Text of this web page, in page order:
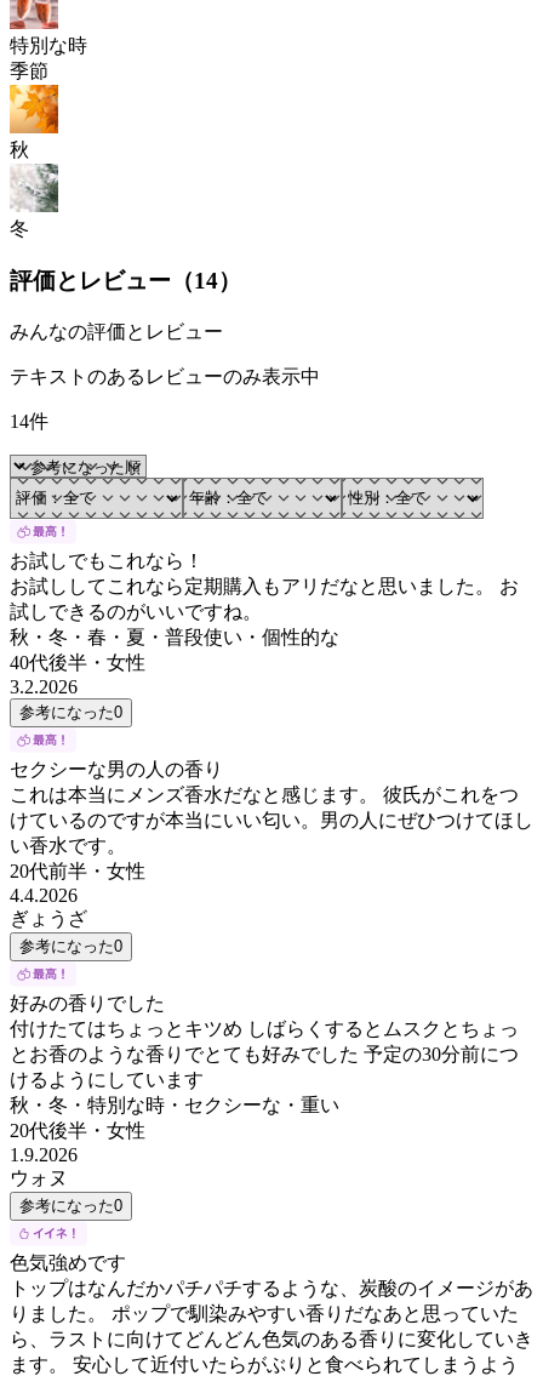
特別な時
季節
秋
冬
評価とレビュー（14）
みんなの評価とレビュー
テキストのあるレビューのみ表示中
14件
お試しでもこれなら！
お試ししてこれなら定期購入もアリだなと思いました。 お
試しできるのがいいですね。
秋・冬・春・夏・普段使い・個性的な
40代後半 ・ 女性
3.2.2026
参考になった0
セクシーな男の人の香り
これは本当にメンズ香水だなと感じます。 彼氏がこれをつ
けているのですが本当にいい匂い。男の人にぜひつけてほし
い香水です。
20代前半 ・ 女性
4.4.2026
ぎょうざ
参考になった0
好みの香りでした
付けたてはちょっとキツめ しばらくするとムスクとちょっ
とお香のような香りでとても好みでした 予定の30分前につ
けるようにしています
秋・冬・特別な時・セクシーな・重い
20代後半 ・ 女性
1.9.2026
ウォヌ
参考になった0
色気強めです
トップはなんだかパチパチするような、炭酸のイメージがあ
りました。 ポップで馴染みやすい香りだなあと思っていた
ら、ラストに向けてどんどん色気のある香りに変化していき
ます。 安心して近付いたらがぶりと食べられてしまうよう